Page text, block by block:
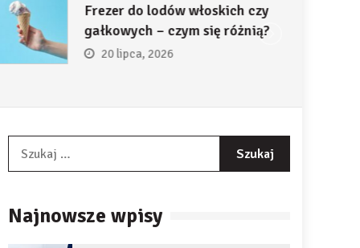
Frezer do lodów włoskich czy
gałkowych – czym się różnią?
20 lipca, 2026
Najnowsze wpisy